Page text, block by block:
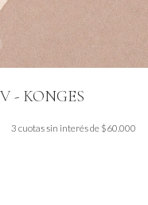
- KONGES
3 cuotas sin interés de $60.000